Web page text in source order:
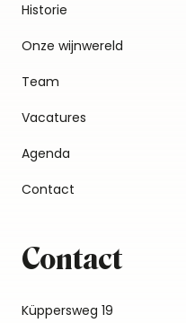
Historie
Onze wijnwereld
Team
Vacatures
Agenda
Contact
Contact
Küppersweg 19